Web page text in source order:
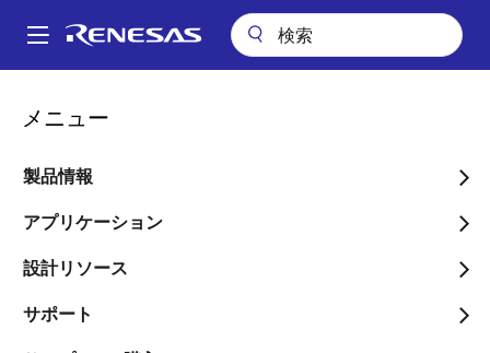
ン
Main
メニュー
製品情報
アプリケーション
設計リソース
サポート
パ
ン
く
ず
コネクテッドホーム & エンタテイメント
Bluetooth Low Energyオー
ディオプレーヤ